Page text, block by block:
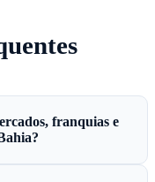
franquias e